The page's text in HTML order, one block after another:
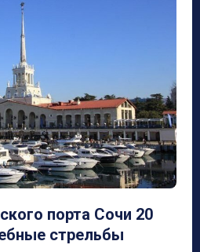
порта Сочи 20
стрельбы